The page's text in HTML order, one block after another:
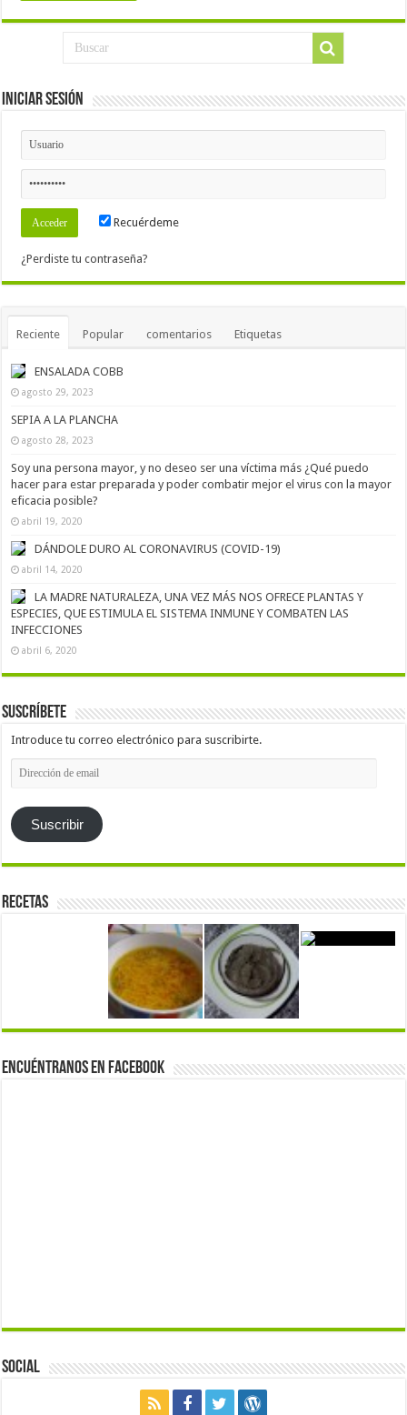
Iniciar Sesión
Recuérdeme
¿Perdiste tu contraseña?
Reciente Popular comentarios Etiquetas
ENSALADA COBB
agosto 29, 2023
SEPIA A LA PLANCHA
agosto 28, 2023
Soy una persona mayor, y no deseo ser una víctima más ¿Qué puedo
hacer para estar preparada y poder combatir mejor el virus con la mayor
eficacia posible?
abril 19, 2020
DÁNDOLE DURO AL CORONAVIRUS (COVID-19)
abril 14, 2020
LA MADRE NATURALEZA, UNA VEZ MÁS NOS OFRECE PLANTAS Y
ESPECIES, QUE ESTIMULA EL SISTEMA INMUNE Y COMBATEN LAS
INFECCIONES
abril 6, 2020
Suscríbete
Introduce tu correo electrónico para suscribirte.
Dirección
de
Suscribir
Recetas
Encuéntranos en Facebook
Social